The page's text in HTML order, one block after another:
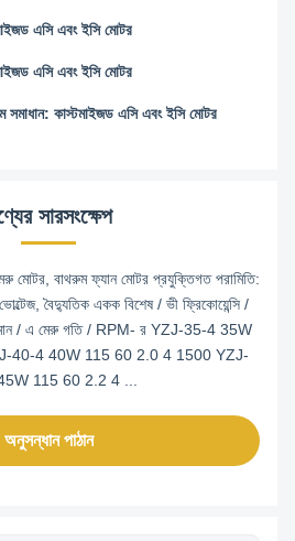
এসি এবং ইসি মোটর
এসি এবং ইসি মোটর
সমাধান: কাস্টমাইজড এসি এবং ইসি মোটর
সারসংক্ষেপ
মোটর, বাথরুম ফ্যান মোটর প্রযুক্তিগত পরামিতি:
বৈদ্যুতিক একক বিশেষ / ভী ফ্রিকোয়েন্সি /
/ এ মেরু গতি / RPM- র YZJ-35-4 35W
40-4 40W 115 60 2.0 4 1500 YZJ-
115 60 2.2 4 ...
অনুসন্ধান পাঠান